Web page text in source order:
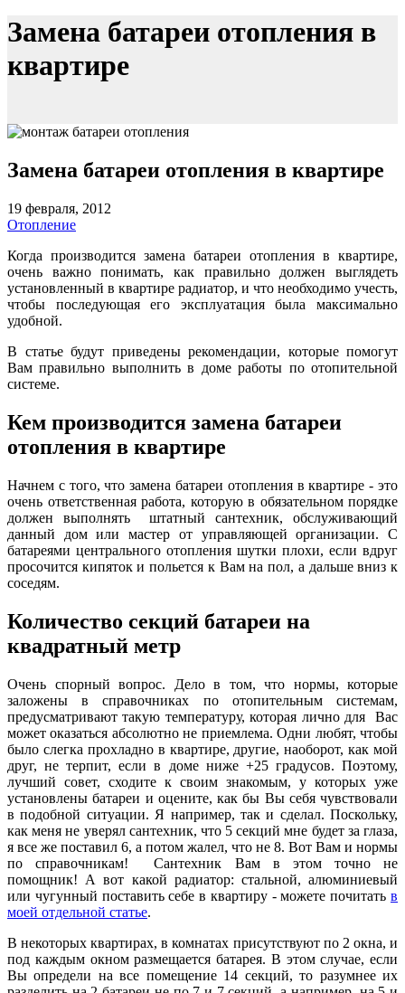
Замена батареи отопления в
квартире
Замена батареи отопления в квартире
19 февраля, 2012
Отопление
Когда производится замена батареи отопления в квартире,
очень важно понимать, как правильно должен выглядеть
установленный в квартире радиатор, и что необходимо учесть,
чтобы последующая его эксплуатация была максимально
удобной.
В статье будут приведены рекомендации, которые помогут
Вам правильно выполнить в доме работы по отопительной
системе.
Кем производится замена батареи
отопления в квартире
Начнем с того, что замена батареи отопления в квартире - это
очень ответственная работа, которую в обязательном порядке
должен выполнять штатный сантехник, обслуживающий
данный дом или мастер от управляющей организации. С
батареями центрального отопления шутки плохи, если вдруг
просочится кипяток и польется к Вам на пол, а дальше вниз к
соседям.
Количество секций батареи на
квадратный метр
Очень спорный вопрос. Дело в том, что нормы, которые
заложены в справочниках по отопительным системам,
предусматривают такую температуру, которая лично для Вас
может оказаться абсолютно не приемлема. Одни любят, чтобы
было слегка прохладно в квартире, другие, наоборот, как мой
друг, не терпит, если в доме ниже +25 градусов. Поэтому,
лучший совет, сходите к своим знакомым, у которых уже
установлены батареи и оцените, как бы Вы себя чувствовали
в подобной ситуации. Я например, так и сделал. Поскольку,
как меня не уверял сантехник, что 5 секций мне будет за глаза,
я все же поставил 6, а потом жалел, что не 8. Вот Вам и нормы
по справочникам! Сантехник Вам в этом точно не
помощник! А вот какой радиатор: стальной, алюминиевый
или чугунный поставить себе в квартиру - можете почитать в
моей отдельной статье.
В некоторых квартирах, в комнатах присутствуют по 2 окна, и
под каждым окном размещается батарея. В этом случае, если
Вы определи на все помещение 14 секций, то разумнее их